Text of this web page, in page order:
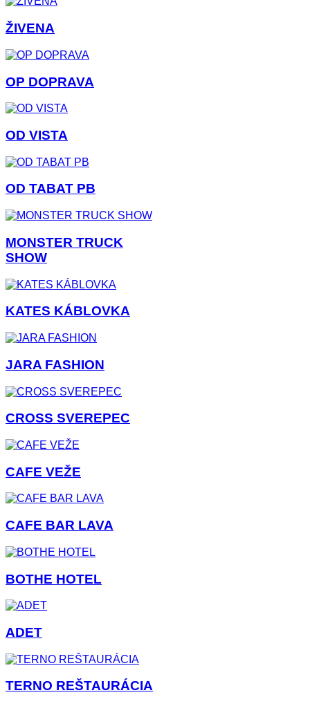
ŽIVENA
OP DOPRAVA
OD VISTA
OD TABAT PB
MONSTER TRUCK
SHOW
KATES KÁBLOVKA
JARA FASHION
CROSS SVEREPEC
CAFE VEŽE
CAFE BAR LAVA
BOTHE HOTEL
ADET
TERNO REŠTAURÁCIA